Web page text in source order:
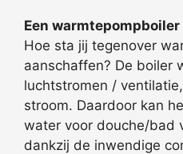
Een warmtepompboiler
Hoe sta jij tegenover
aanschaffen? De boiler
luchtstromen /
stroom. Daardoor kan
water voor douche/bad
dankzij de inwendige